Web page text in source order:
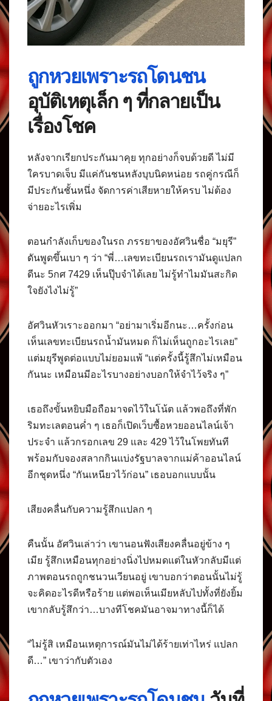
ถูกหวยเพราะรถโดนชน
อุบัติเหตุเล็ก ๆ ที่กลายเป็น
เรื่องโชค
หลังจากเรียกประกันมาคุย ทุกอย่างก็จบด้วยดี ไม่มี
ใครบาดเจ็บ มีแค่กันชนหลังบุบนิดหน่อย รถคู่กรณีก็
มีประกันชั้นหนึ่ง จัดการค่าเสียหายให้ครบ ไม่ต้อง
จ่ายอะไรเพิ่ม
ตอนกำลังเก็บของในรถ ภรรยาของอัศวินชื่อ “มยุรี”
ดันพูดขึ้นเบา ๆ ว่า “พี่…เลขทะเบียนรถเรามันดูแปลก
ดีนะ 5กศ 7429 เห็นปุ๊บจำได้เลย ไม่รู้ทำไมมันสะกิด
ใจยังไงไม่รู้”
อัศวินหัวเราะออกมา “อย่ามาเริ่มอีกนะ…ครั้งก่อน
เห็นเลขทะเบียนรถน้ำมันหมด ก็ไม่เห็นถูกอะไรเลย”
แต่มยุรีพูดต่อแบบไม่ยอมแพ้ “แต่ครั้งนี้รู้สึกไม่เหมือน
กันนะ เหมือนมีอะไรบางอย่างบอกให้จำไว้จริง ๆ”
เธอถึงขั้นหยิบมือถือมาจดไว้ในโน้ต แล้วพอถึงที่พัก
ริมทะเลตอนค่ำ ๆ เธอก็เปิดเว็บซื้อหวยออนไลน์เจ้า
ประจำ แล้วกรอกเลข 29 และ 429 ไว้ในโพยทันที
พร้อมกับจองสลากกินแบ่งรัฐบาลจากแม่ค้าออนไลน์
อีกชุดหนึ่ง “กันเหนียวไว้ก่อน” เธอบอกแบบนั้น
เสียงคลื่นกับความรู้สึกแปลก ๆ
คืนนั้น อัศวินเล่าว่า เขานอนฟังเสียงคลื่นอยู่ข้าง ๆ
เมีย รู้สึกเหมือนทุกอย่างนิ่งไปหมดแต่ในหัวกลับมีแต่
ภาพตอนรถถูกชนวนเวียนอยู่ เขาบอกว่าตอนนั้นไม่รู้
จะคิดอะไรดีหรือร้าย แต่พอเห็นเมียหลับไปทั้งที่ยังยิ้ม
เขากลับรู้สึกว่า…บางทีโชคมันอาจมาทางนี้ก็ได้
“ไม่รู้สิ เหมือนเหตุการณ์มันไม่ได้ร้ายเท่าไหร่ แปลก
ดี…” เขาว่ากับตัวเอง